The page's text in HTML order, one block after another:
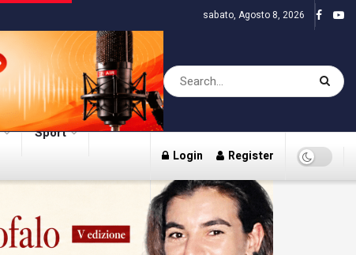
sabato, Agosto 8, 2026
Sport
Login Register